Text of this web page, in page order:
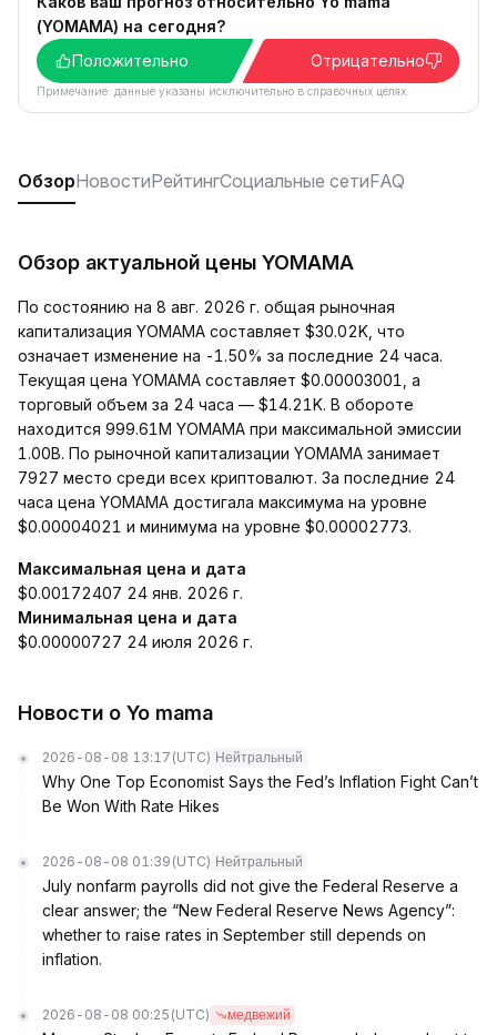
(YOMAMA) на сегодня?
Положительно
Отрицательно
Примечание: данные указаны исключительно в справочных целях.
ОбзорНовостиРейтингСоциальные сетиFAQ
Обзор актуальной цены YOMAMA
По состоянию на 8 авг. 2026 г. общая рыночная
капитализация YOMAMA составляет $30.02K, что
означает изменение на -1.50% за последние 24 часа.
Текущая цена YOMAMA составляет $0.00003001, а
торговый объем за 24 часа — $14.21K. В обороте
находится 999.61M YOMAMA при максимальной эмиссии
1.00B. По рыночной капитализации YOMAMA занимает
7927 место среди всех криптовалют. За последние 24
часа цена YOMAMA достигала максимума на уровне
$0.00004021 и минимума на уровне $0.00002773.
Максимальная цена и дата
$0.00172407 24 янв. 2026 г.
Минимальная цена и дата
$0.00000727 24 июля 2026 г.
Новости о Yo mama
2026-08-08 13:17 (UTC) Нейтральный
Why One Top Economist Says the Fed’s Inflation Fight Can’t
Be Won With Rate Hikes
2026-08-08 01:39 (UTC) Нейтральный
July nonfarm payrolls did not give the Federal Reserve a
clear answer; the “New Federal Reserve News Agency”:
whether to raise rates in September still depends on
inflation.
2026-08-08 00:25 (UTC) медвежий